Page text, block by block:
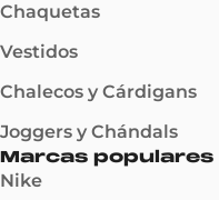
Chaquetas
Vestidos
Chalecos y Cárdigans
Joggers y Chándals
Marcas populares
Nike